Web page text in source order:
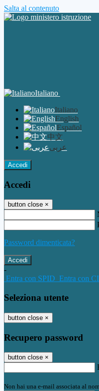
Salta al contenuto
Italiano
Italiano
English
Español
中文
عربى
Accedi
Accedi
button close ×
Password dimenticata?
-
Entra con SPID Entra con
Seleziona utente
button close ×
Recupero password
button close ×
Non hai una e-mail associata al